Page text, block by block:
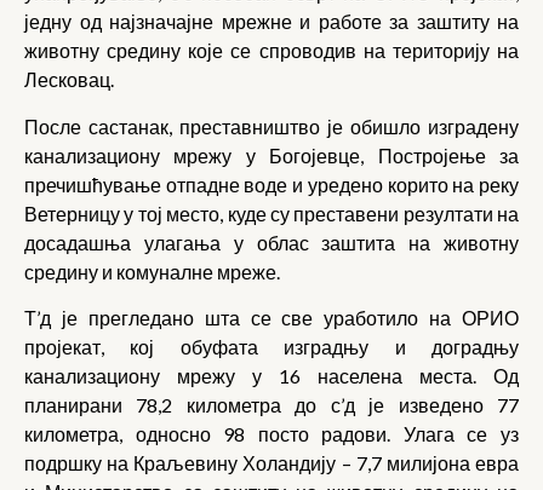
једну од најзначајне мрежне и работе за заштиту на
животну средину које се спроводив на територију на
Лесковац.
После састанак, преставништво је обишло изградену
канализациону мрежу у Богојевце, Постројење за
пречишћување отпадне воде и уредено корито на реку
Ветерницу у тој место, куде су преставени резултати на
досадашња улагања у облас заштита на животну
средину и комуналне мреже.
Т’д је прегледано шта се све уработило на ОРИО
пројекат, кој обуфата изградњу и доградњу
канализациону мрежу у 16 населена места. Од
планирани 78,2 километра до с’д је изведено 77
километра, односно 98 посто радови. Улага се уз
подршку на Краљевину Холандију – 7,7 милијона евра